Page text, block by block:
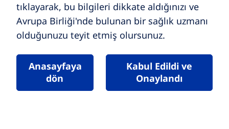
tıklayarak, bu bilgileri dikkate aldığınızı ve
Avrupa Birliği'nde bulunan bir sağlık uzmanı
olduğunuzu teyit etmiş olursunuz.
Anasayfaya
dön
Kabul Edildi ve
Onaylandı